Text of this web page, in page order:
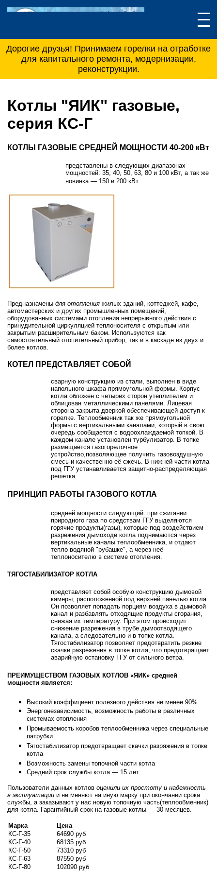
Дорогие друзья! Принимаем горелки на отработке
для капитального ремонта, модернизации,
реконструкции.
Котлы "ЯИК" газовые,
серия КС-Г
КОТЛЫ ГАЗОВЫЕ СРЕДНЕЙ МОЩНОСТИ 40-200 кВт
представлены в следующих диапазонах
мощностей: 35, 40, 50, 63, 80 и 100 кВт, а так же
новинка — 150 и 200 кВт.
Предназначены для отопления жилых зданий, коттеджей, кафе,
автомастерских и других промышленных помещений,
оборудованных системами отопления непрерывного действия с
принудительной циркуляцией теплоносителя с открытым или
закрытым расширительным баком. Используются как
самостоятельный отопительный прибор, так и в каскаде из двух и
более котлов.
КОТЕЛ ПРЕДСТАВЛЯЕТ СОБОЙ
сварную конструкцию из стали, выполнен в виде
напольного шкафа прямоугольной формы. Корпус
котла обложен с четырех сторон утеплителем и
облицован металлическими панелями. Лицевая
сторона закрыта дверкой обеспечивающей доступ к
горелке. Теплообменник так же прямоугольной
формы с вертикальными каналами, который в свою
очередь сообщается с водоохлаждаемой топкой. В
каждом канале установлен турбулизатор. В топке
размещается газогорелочное
устройство,позволяющее получить газовоздушную
смесь и качественно её сжечь. В нижней части котла
под ГГУ устанавливается защитно-распределяющая
решетка.
ПРИНЦИП РАБОТЫ ГАЗОВОГО КОТЛА
средней мощности следующий: при сжигании
природного газа по средствам ГГУ выделяются
горячие продукты(газы), которые под воздействием
разрежения дымоходе котла поднимаются через
вертикальные каналы теплообменника, и отдают
тепло водяной "рубашке", а через неё
теплоносителю в системе отопления.
ТЯГОСТАБИЛИЗАТОР КОТЛА
представляет собой особую конструкцию дымовой
камеры, расположенной под верхней панелью котла.
Он позволяет попадать порциям воздуха в дымовой
канал и разбавлять отходящие продукты сгорания,
снижая их температуру. При этом происходит
снижение разрежения в трубе дымоотводящего
канала, а следовательно и в топке котла.
Тягостабилизатор позволяет предотвратить резкие
скачки разрежения в топке котла, что предотвращает
аварийную остановку ГГУ от сильного ветра.
ПРЕИМУЩЕСТВОМ ГАЗОВЫХ КОТЛОВ «ЯИК» средней
мощности является:
Высокий коэффициент полезного действия не менее 90%
Энергонезависимость, возможность работы в различных
системах отопления
Промываемость коробов теплообменника через специальные
патрубки
Тягостабилизатор предотвращает скачки разряжения в топке
котла
Возможность замены топочной части котла
Средний срок службы котла — 15 лет
Пользователи данных котлов оценили их простоту и надежность
в эксплуатации и не меняют на иную марку при окончании срока
службы, а заказывают у нас новую топочную часть(теплообменник)
для котла. Гарантийный срок на газовые котлы — 30 месяцев.
Марка
Цена
КС-Г-35
64690 руб
КС-Г-40
68135 руб
КС-Г-50
73310 руб
КС-Г-63
87550 руб
КС-Г-80
102090 руб